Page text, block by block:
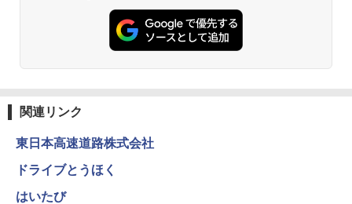
PYKES PEAK (パイクスピーク) 着替えテン
ト プライバシー テント 【中が透けない】 1
人用 折りたたみ 防災グッズ 災害用トイレ ビ
易 トイレテント (グレー)
ENDLESS BASE 《めざましテレビで紹介》
【日本企業販売】超強力クマ対策スプレー 30
0ml（連続噴射30秒）110ml（連続噴射15
秒）射程5～10m 安全ロック搭載 携帯収納袋
関の購入実績 登山・キャンプ・アウトドア・
関連リンク
東日本高速道路株式会社
ドライブとうほく
はいたび